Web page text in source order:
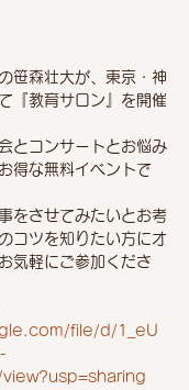
笹森壮大が、東京・神
『教育サロン』を開催
とコンサートとお悩み
得な無料イベントで
をさせてみたいとお考
コツを知りたい方にオ
気軽にご参加くださ
file/d/1_eU